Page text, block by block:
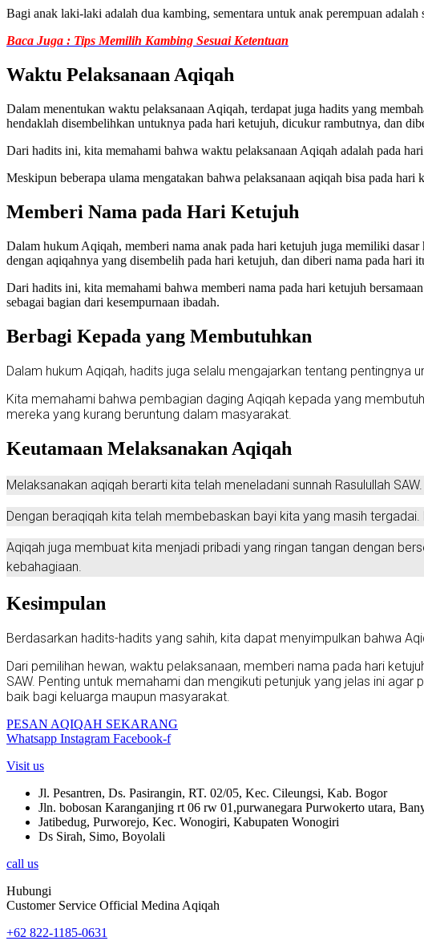
Bagi anak laki-laki adalah dua kambing, sementara untuk anak perempuan
Baca Juga : Tips Memilih Kambing Sesuai Ketentuan
Waktu Pelaksanaan Aqiqah
Dalam menentukan waktu pelaksanaan Aqiqah, terdapat juga hadits yang
hendaklah disembelihkan untuknya pada hari ketujuh, dicukur rambutnya, dan
Dari hadits ini, kita memahami bahwa waktu pelaksanaan Aqiqah adalah pada
Meskipun beberapa ulama mengatakan bahwa pelaksanaan aqiqah bisa pada
Memberi Nama pada Hari Ketujuh
Dalam hukum Aqiqah, memberi nama anak pada hari ketujuh juga memiliki
dengan aqiqahnya yang disembelih pada hari ketujuh, dan diberi nama pada hari
Dari hadits ini, kita memahami bahwa memberi nama pada hari ketujuh
sebagai bagian dari kesempurnaan ibadah.
Berbagi Kepada yang Membutuhkan
Dalam hukum Aqiqah, hadits juga selalu mengajarkan tentang
Kita memahami bahwa pembagian daging Aqiqah kepada yang
mereka yang kurang beruntung dalam masyarakat.
Keutamaan Melaksanakan Aqiqah
Melaksanakan aqiqah berarti kita telah meneladani sunnah Rasulullah
Dengan beraqiqah kita telah membebaskan bayi kita yang masih
Aqiqah juga membuat kita menjadi pribadi yang ringan tangan dengan
kebahagiaan.
Kesimpulan
Berdasarkan hadits-hadits yang sahih, kita dapat menyimpulkan bahwa
Dari pemilihan hewan, waktu pelaksanaan, memberi nama pada hari
SAW. Penting untuk memahami dan mengikuti petunjuk yang jelas ini
baik bagi keluarga maupun masyarakat.
PESAN AQIQAH SEKARANG
Whatsapp Instagram Facebook-f
Visit us
Jl. Pesantren, Ds. Pasirangin, RT. 02/05, Kec. Cileungsi, Kab. Bogor
Jln. bobosan Karanganjing rt 06 rw 01,purwanegara Purwokerto utara,
Jatibedug, Purworejo, Kec. Wonogiri, Kabupaten Wonogiri
Ds Sirah, Simo, Boyolali
call us
Hubungi
Customer Service Official Medina Aqiqah
+62 822-1185-0631